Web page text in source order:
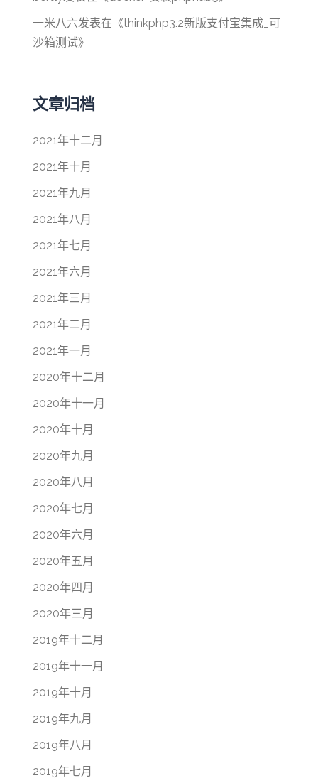
一米八六发表在《thinkphp3.2新版支付宝集成_可
沙箱测试》
文章归档
2021年十二月
2021年十月
2021年九月
2021年八月
2021年七月
2021年六月
2021年三月
2021年二月
2021年一月
2020年十二月
2020年十一月
2020年十月
2020年九月
2020年八月
2020年七月
2020年六月
2020年五月
2020年四月
2020年三月
2019年十二月
2019年十一月
2019年十月
2019年九月
2019年八月
2019年七月